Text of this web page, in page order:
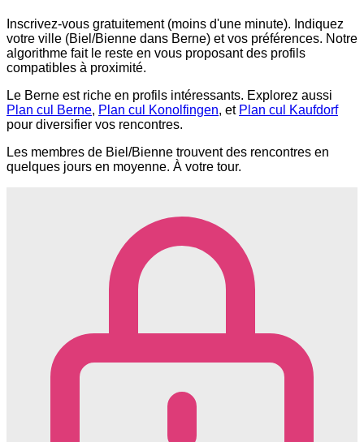
Inscrivez-vous gratuitement (moins d'une minute). Indiquez
votre ville (Biel/Bienne dans Berne) et vos préférences. Notre
algorithme fait le reste en vous proposant des profils
compatibles à proximité.
Le Berne est riche en profils intéressants. Explorez aussi
Plan cul Berne, Plan cul Konolfingen, et Plan cul Kaufdorf
pour diversifier vos rencontres.
Les membres de Biel/Bienne trouvent des rencontres en
quelques jours en moyenne. À votre tour.